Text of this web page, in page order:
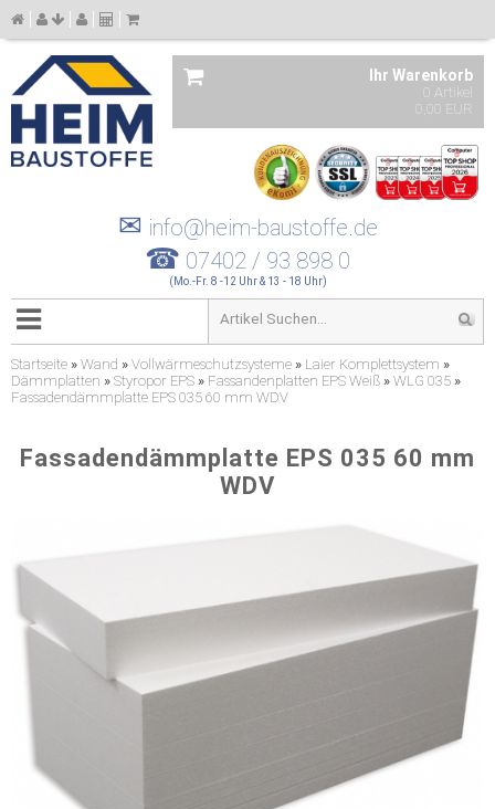
Ihr Warenkorb
0 Artikel
0,00 EUR
✉ info@heim-baustoffe.de
☎ 07402 / 93 898 0
(Mo.-Fr. 8 -12 Uhr & 13 - 18 Uhr)
Startseite » Wand » Vollwärmeschutzsysteme » Laier Komplettsystem »
Dämmplatten » Styropor EPS » Fassandenplatten EPS Weiß » WLG 035 »
Fassadendämmplatte EPS 035 60 mm WDV
Fassadendämmplatte EPS 035 60 mm
WDV